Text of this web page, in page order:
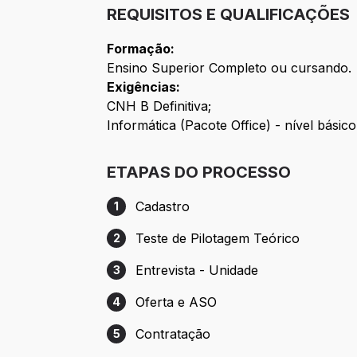
REQUISITOS E QUALIFICAÇÕES
Formação:
Ensino Superior Completo ou cursando.
Exigências:
CNH B Definitiva;
Informática (Pacote Office) - nível
ETAPAS DO PROCESSO
Etapa 1: Cadastro
1 Cadastro
Etapa 2: Teste de Pilotagem Teórico
2 Teste de Pilotagem Teórico
Etapa 3: Entrevista - Unidade
3 Entrevista - Unidade
Etapa 4: Oferta e ASO
4 Oferta e ASO
Etapa 5: Contratação
5 Contratação